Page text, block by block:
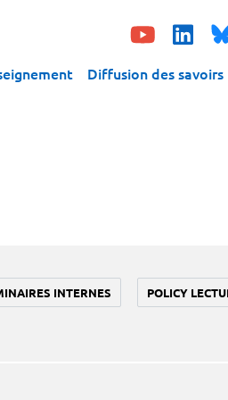
Diffusion des savoirs
INTERNES POLICY